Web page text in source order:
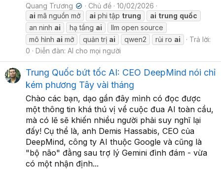
Quang Trương ✔ Chủ đề
10/02/2026
ai mã nguồn mở ai phi tập trung ai trung quốc
an ninh ai hạ tầng ai
llm open source
mô hình ai mở quản trị ai qwen2 rủi ro ai
Trả lời:
0
Diễn đàn: AI cho mọi người
Trung Quốc bứt tốc AI: CEO DeepMind nói chỉ
kém phương Tây vài tháng
Chào các bạn, dạo gần đây mình có đọc được
một thông tin khá thú vị về cuộc đua AI toàn cầu,
mà có lẽ sẽ khiến nhiều người phải suy nghĩ lại
đấy! Cụ thể là, anh Demis Hassabis, CEO của
DeepMind, công ty AI thuộc Google và cũng là
"bộ não" đằng sau trợ lý Gemini đình đám - vừa
có một nhận định...